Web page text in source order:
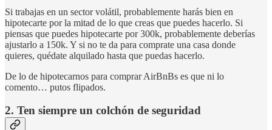
Si trabajas en un sector volátil, probablemente harás bien en
hipotecarte por la mitad de lo que creas que puedes hacerlo. Si
piensas que puedes hipotecarte por 300k, probablemente deberías
ajustarlo a 150k. Y si no te da para comprate una casa donde
quieres, quédate alquilado hasta que puedas hacerlo.
De lo de hipotecarnos para comprar AirBnBs es que ni lo
comento… putos flipados.
2. Ten siempre un colchón de seguridad